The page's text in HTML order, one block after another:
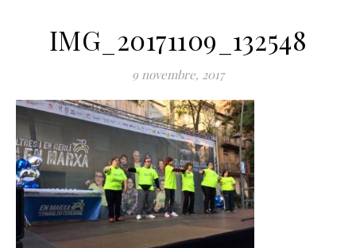
IMG_20171109_132548
9 novembre, 2017